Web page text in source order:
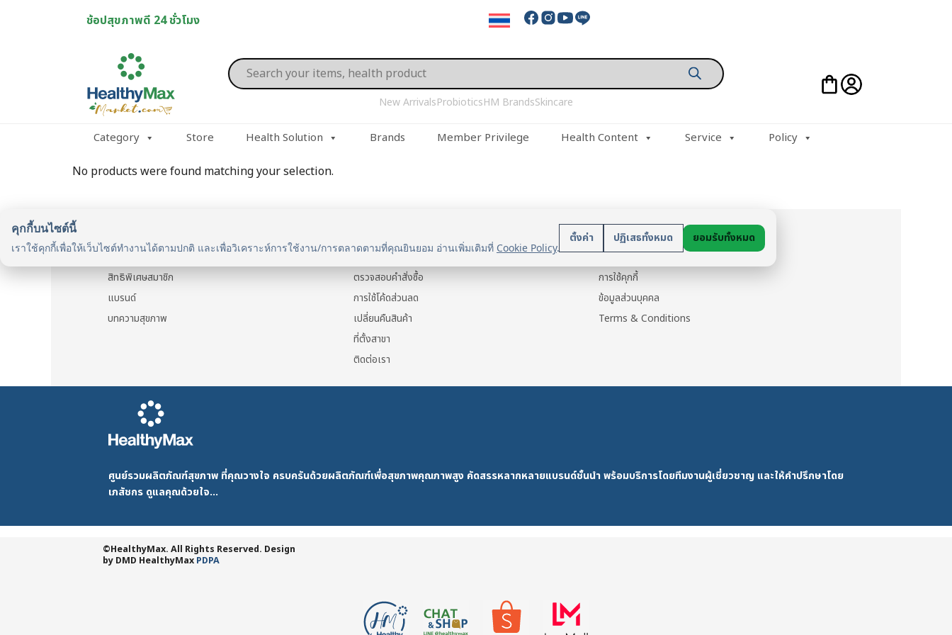
ช้อปสุขภาพดี 24 ชั่วโมง
Products
search
New ArrivalsProbioticsHM BrandsSkincare
Category Store Health Solution Brands Member Privilege Health Content Service Policy
No products were found matching your selection.
คุกกี้บนไซต์นี้
เราใช้คุกกี้เพื่อให้เว็บไซต์ทำงานได้ตามปกติ และเพื่อวิเคราะห์การใช้งาน/การตลาดตามที่คุณยินยอม อ่านเพิ่มเติมที่ Cookie Policy.
ตั้งค่า ปฏิเสธทั้งหมด ยอมรับทั้งหมด
สิทธิพิเศษสมาชิก
แบรนด์
บทความสุขภาพ
แจ้งการชำระเงิน
ตรวจสอบคำสั่งซื้อ
การใช้โค้ดส่วนลด
เปลี่ยนคืนสินค้า
ที่ตั้งสาขา
ติดต่อเรา
นโยบาย
ข้อมูลส่วนตัว
การใช้คุกกี้
ข้อมูลส่วนบุคคล
Terms & Conditions
ศูนย์รวมผลิตภัณฑ์สุขภาพ ที่คุณวางใจ ครบครันด้วยผลิตภัณฑ์เพื่อสุขภาพคุณภาพสูง คัดสรรหลากหลายแบรนด์ชั้นนำ พร้อมบริการโดยทีมงานผู้เชี่ยวชาญ และให้คำปรึกษาโดย
เภสัชกร ดูแลคุณด้วยใจ...
©HealthyMax. All Rights Reserved. Design
by DMD HealthyMax PDPA